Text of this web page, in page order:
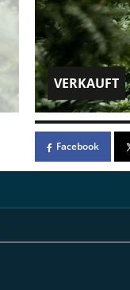
VERKAUFT
Facebook